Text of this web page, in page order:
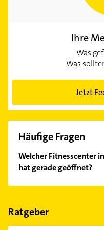
Ihre
Was
Was
Jetzt
Häufige Fragen
Welcher Fitnesscenter
hat gerade geöffnet?
Im Anbieter-Bereich
Feiertagen abweichen
Ratgeber